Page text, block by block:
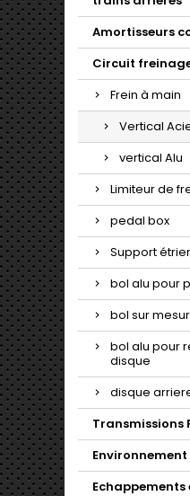
Amortisseurs
Circuit
Frein à main
Vertical
vertical Alu
Limiteur de
pedal box
Support étrier
bol alu pour
bol sur
bol alu pour
disque
disque
Transmissions
Echappements